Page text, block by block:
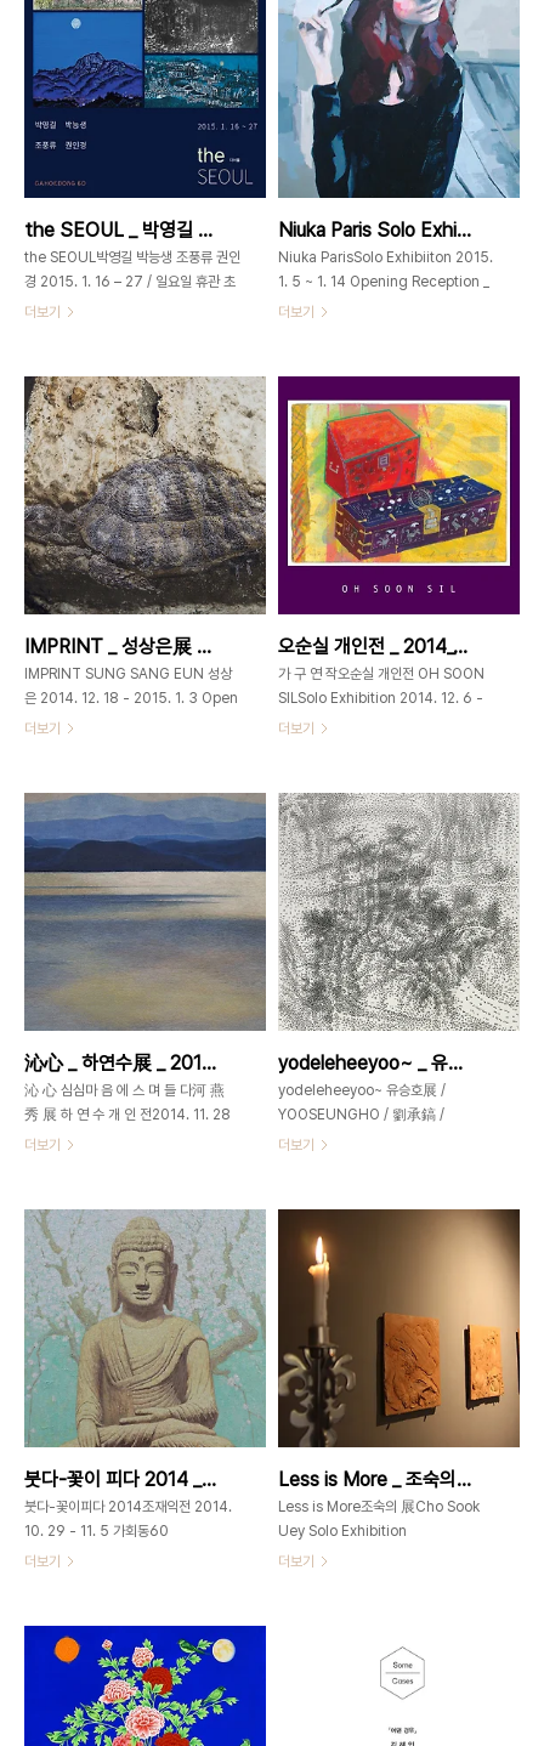
#1’ 갤러리 가회동60에서 기획한 ‘Tea
with Artist _ #1’ 에서는프리미엄급 차
를 선별, 유명 아티스트의 작품으로 포장
하여 선보이고 있습니다. 중국 운남성 보
이차, 운남전홍 홍차, 지리산 발효차인
황차가 김종휘, 이희중, 홍지연 세 작가
의 작품으로 포장하여 준비되어 있습니
다. 고 김종휘 작가의 작품을 감상하시며
기 바랍니다. # 차와 패키지의 작가..
cm dialogue bubble-II _ 59.4 x
82.1 cm dialogue bubble-III _
111.4 x 78.8 cm dialogue-I _
109.1 x 78.8 cm stories-I _ 84.1 x
59.4 cm stories-II _ 59.4 x 42
cm stories-IV _ 118.9 x 84.1 cm
their stories-I _ 118.9 x 84.1 ..
the SEOUL _ 박영길 박능생 조풍류 권인경 4인전 _ 2015_0116 ▶ 0127
the SEOUL박영길 박능생 조풍류 권인
경 2015. 1. 16 – 27 / 일요일 휴관 초
대일시 2015. 1. 16 오후 6시open
GAHOEDONG60www.gahoedong60.com
서울시 종로구 가회동 60번지02-
3673-
0585gahoedong60@gmail.com
박영길_북한산_종이에 채색
_20.7x58.2cm_2015 이동시점을
통한 서울실경 동양의 자연관은 자연과
더불어 삶을 영위하고 순응하며 사는 데
서 비롯되었다. 그래서 사람들은 자연에
대한 심미적인 감동을 표현하려 했고 그
하려 하였다. 옛 화가들의 산수화를 감상
하다 보면 자연 속에서 소요하고 관조하
며 조화를 이루는 인간들..
더보기
Niuka Paris Solo Exhibition _ 2015_0105 ▶ 0114
Niuka ParisSolo Exhibiiton 2015.
1. 5 ~ 1. 14 Opening Reception _
2015. 1. 5 pm5Open time
가회동 60번지60, Gahoe-dong,
Jongno-gu, Seoul,
Koreagahoedong60@gmail.com
MANON par Niuka Paris,
acrylique sur toile 100x81cm
LES TOITS 1 par Niuka Paris,
acrylique sur toile, 130x162cm
LOU par Niuka Paris, acrylique
sur toile, 162x130cm Niuka is a
french artist who has stepped i..
더보기
IMPRINT _ 성상은展 _ 2014_1218 ▶ 2015_0103
IMPRINT SUNG SANG EUN 성상
은 2014. 12. 18 - 2015. 1. 3 Open
11am-7pm일요일, 1월1일 휴관
종로구 가회동60번지
gahoedong60@gmail.com 02-
3673-0585 Tortoise _
72x120cm _ Pigment print,
Acrylic, Pen on panel _ 2014 이번
전시의 작품들은 오래된 건물에 보여지
는 얼룩이나 크랙, 벗겨진 페인트가 있는
벽과 몸에 새겨진 상처들을 촬영하여 그
런 흔적들에서 보여지는 이미지를 상상
니라 오랜 시간 동안 그 자리를 지키며
지내온 기억과 역사를 담은 생명체로 ..
더보기
오순실 개인전 _ 2014_1206 ▶ 1215
가 구 연 작오순실 개인전 OH SOON
SILSolo Exhibition 2014. 12. 6 -
12. 15 가회동6002-3673-0585
1975년 연세대학교 의생활학과 졸업한
국현대판화가협회 회원갤러리 채안 입주
작가 개인전/ Solo Exhibition 2014
갤러리 가회동 60/ 서울2013 일신기
독병원 로비/ 부산2012 화명일신기독
병원 로비/ 부산2011 갤러리 예당/ 서울
2009 갤러리 예당/ 서울1993 갤러리
서호/ 서울 그룹전/ Group Exhibition
2014 21세기 현대판화의 신세대/ 서울
시립미술관 경희궁분관/ 서울2014 ~
의 전당, 경인갤러리 등/ 서울20..
더보기
沁心 _ 하연수展 _ 2014_1128 ▶ 1204
沁 心 심심마 음 에 스 며 들 다河 燕
秀 展 하 연 수 개 인 전2014. 11. 28
~ 12. 4 가회동60GAHOEDONG60
0585www.gahoedong60.com
Landscape-twilight _ Korean
paper, stone powder _ 60 x 86
cm _ 2014 沁 心마 음 에 스 며 들 다
같은 시각으로 자연을 바라본다...때론
나만의 시각으로 자연을 바라본다...때론
내가 아닌 자연의 일부분이 되어 자연을
바라본다..... Landscape-dyed _
Korean paper, stone powder _ 41
x 53 cm _ 2014 Landscape _
27 x 45 ..
더보기
yodeleheeyoo~ _ 유승호展 _ 2014_1107 ▶ 1126
yodeleheeyoo~ 유승호展 /
YOOSEUNGHO / 劉承鎬 /
painting 2014. 11. 7. 금 ~ 11. 26.
– 오후 7시 가회동60
GAHOEDONG60110-260 서울시
종로구 가회동 60번지02-3673-
0585www.gahoedong60.com
호_나는 니가 아니야 I'm different
from you_ink on
paper_25.6x25.6cm_2014 글씨
를 만드는 손, 그림을 그리는 마음 손진
우 | 가회동60 디렉터 ‘그리움’이라는
면 그리워질 무언가를 자기 것으로 만들
어 버려서 그랬던지.. ..
더보기
붓다-꽃이 피다 2014 _ 조재익 전 _ 2014_1029 ▶1105
붓다-꽃이피다 2014조재익전 2014.
10. 29 - 11. 5 가회동60
GAHOEDONG60www.gahoedong60.com02-
130.3x162cm Oil on canvas
2014 -제15회 개인전에 부치는 글 마
음속의 옛길 따라 걷는다. 햇빛과 바람과
이름 모를 꽃들과 풀들이 ‘지금 여기’에
서 찬란하다. 어느 한 시절 마음 한 조각
더보기
Less is More _ 조숙의展 _ 2014_1001 ▶ 1005
Less is More조숙의 展Cho Sook
Uey Solo Exhibition
www.chosookuey.com 2014. 10.
3673-0585 In this small room,
I thought I could say a lot of
things infinitely. Because being
small means it incubates the
더보기